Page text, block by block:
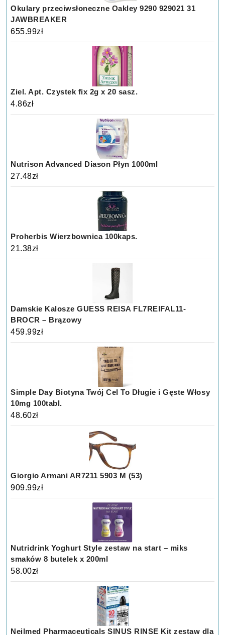
Okulary przeciwsłoneczne Oakley 9290 929021 31
JAWBREAKER
655.99zł
Ziel. Apt. Czystek fix 2g x 20 sasz.
4.86zł
Nutrison Advanced Diason Płyn 1000ml
27.48zł
Proherbis Wierzbownica 100kaps.
21.38zł
Damskie Kalosze GUESS REISA FL7REIFAL11-
BROCR – Brązowy
459.99zł
Simple Day Biotyna Twój Cel To Długie i Gęste Włosy
10mg 100tabl.
48.60zł
Giorgio Armani AR7211 5903 M (53)
909.99zł
Nutridrink Yoghurt Style zestaw na start – miks
smaków 8 butelek x 200ml
58.00zł
Neilmed Pharmaceuticals SINUS RINSE Kit zestaw dla